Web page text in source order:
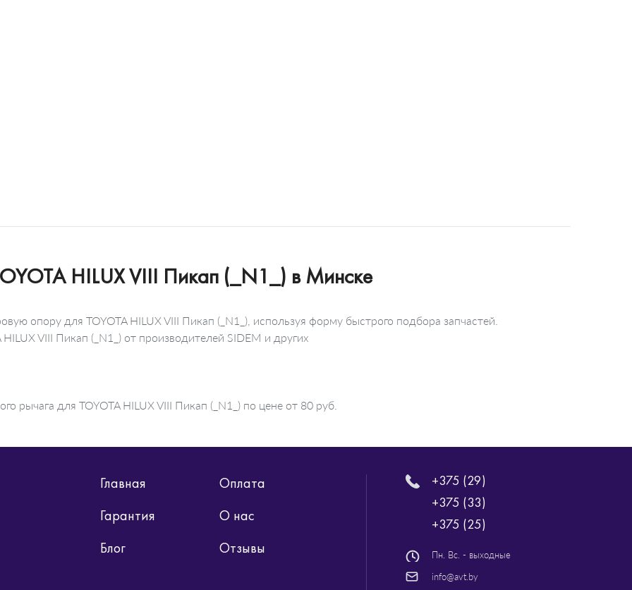
HILUX VIII Пикап (_N1_) в Минске
опору для TOYOTA HILUX VIII Пикап (_N1_), используя форму быстрого подбора запчастей.
VIII Пикап (_N1_) от производителей SIDEM и других
рычага для TOYOTA HILUX VIII Пикап (_N1_) по цене от 80 руб.
Главная
Оплата
Гарантия
О нас
Блог
Отзывы
+375 (29)
+375 (33)
+375 (25)
Пн. Вс. - выходные
info@avt.by